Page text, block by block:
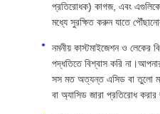
প্রতিরোধক) কাগজ, এবং এগুলিকে
মধ্যে সুরক্ষিত করুন যাতে
নমনীয় কাস্টমাইজেশন ও লেকের
পদ্ধতিতে বিশ্বাস করি
সস মত অত্যন্ত এসিড বা তুলো
বা অ্যাসিড জারা প্রতিরোধ